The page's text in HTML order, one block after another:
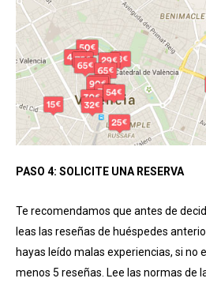
PASO 4: SOLICITE UNA RESERVA
Te recomendamos que antes de
leas las reseñas de huéspedes
hayas leído malas experiencias, si no
menos 5 reseñas. Lee las normas de